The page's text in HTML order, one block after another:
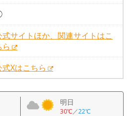
式サイトほか、関連サイトはこ
ら
式Xはこちら
明日
30℃／22℃